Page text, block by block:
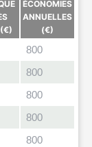
ÉCONOMIES
ANNUELLES
(€)
800
800
800
800
800